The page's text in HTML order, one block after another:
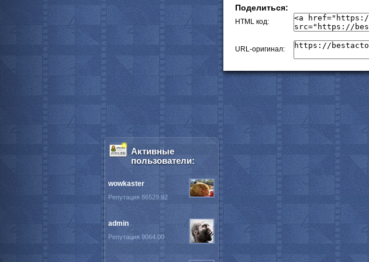
Поделиться:
HTML код:
URL-оригинал:
Активные
пользователи:
wowkaster
Репутация 86529.92
admin
Репутация 9064.00